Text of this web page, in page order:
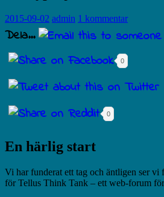
2015-09-02 admin 1 kommentar
Dela...
0
0
En härlig start
Vi har funderat ett tag och äntligen ser vi
för Tellus Think Tank – ett web-forum